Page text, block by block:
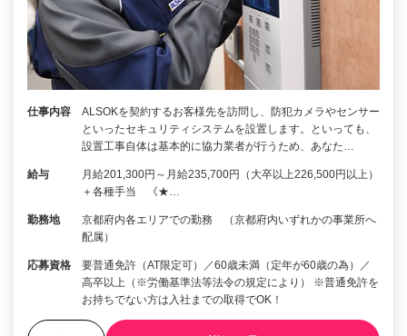
仕事内容
ALSOKを契約するお客様先を訪問し、防犯カメラやセンサー
といったセキュリティシステムを設置します。といっても、
設置工事自体は基本的に協力業者が行うため、あなた…
給与
月給201,300円～月給235,700円（大卒以上226,500円以上）
＋各種手当 《★…
勤務地
京都府内各エリアでの勤務 （京都府内いずれかの事業所へ
配属）
応募資格
要普通免許（AT限定可）／60歳未満（定年が60歳の為）／
高卒以上（※労働基準法等法令の規定により） ※普通免許を
お持ちでない方は入社までの取得でOK！